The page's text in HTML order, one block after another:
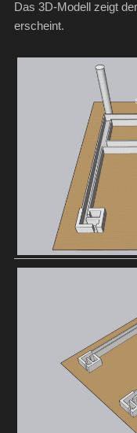
Das 3D-Modell zeigt
erscheint.